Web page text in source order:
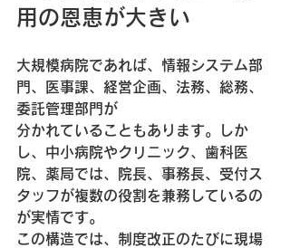
用の恩恵が大きい
大規模病院であれば、情報システム部
門、医事課、経営企画、法務、総務、
委託管理部門が
分かれていることもあります。しか
し、中小病院やクリニック、歯科医
院、薬局では、院長、事務長、受付ス
タッフが複数の役割を兼務しているの
が実情です。
この構造では、制度改正のたびに現場